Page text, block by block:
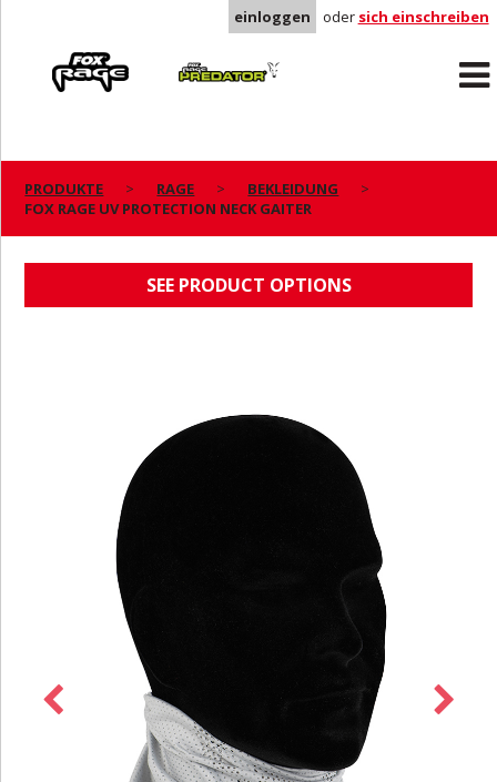
einloggen oder sich einschreiben
Predator
PRODUKTE RAGE
BEKLEIDUNG
FOX RAGE UV PROTECTION NECK GAITER
SEE PRODUCT OPTIONS